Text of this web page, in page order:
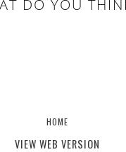
DO YOU
HOME
VIEW WEB VERSION